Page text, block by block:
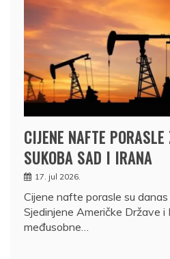
CIJENE NAFTE
SUKOBA SAD I IRANA
17. jul 2026.
Cijene nafte porasle su
Sjedinjene Američke Države i
međusobne…